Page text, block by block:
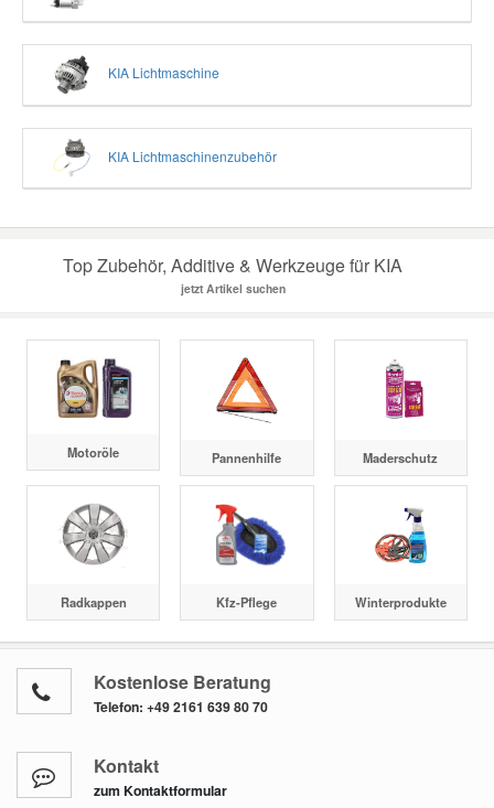
KIA Lichtmaschine
KIA Lichtmaschinenzubehör
Top Zubehör, Additive & Werkzeuge für KIA
jetzt Artikel suchen
Motoröle Pannenhilfe Maderschutz
Radkappen Kfz-Pflege Winterprodukte
Kostenlose Beratung
Telefon: +49 2161 639 80 70
Kontakt
zum Kontaktformular